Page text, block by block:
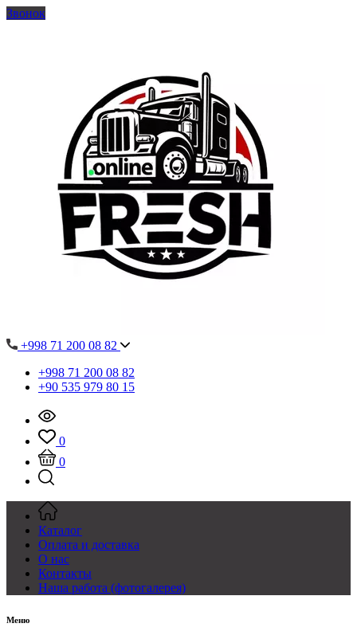
Звонок
+998 71 200 08 82
+998 71 200 08 82
+90 535 979 80 15
0
0
Каталог
Оплата и доставка
О нас
Контакты
Наша работа (фотогалерея)
Меню